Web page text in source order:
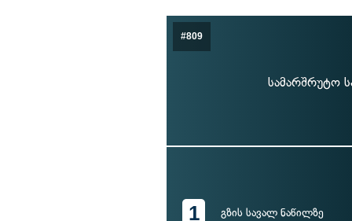
#809
სამარშრუტო
1 გზის სავალ ნაწილზე